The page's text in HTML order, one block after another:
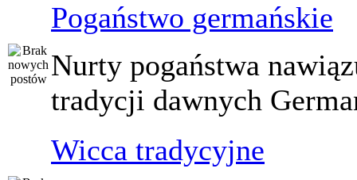
Pogaństwo germańskie
Nurty pogaństwa
tradycji dawnych
Wicca tradycyjne